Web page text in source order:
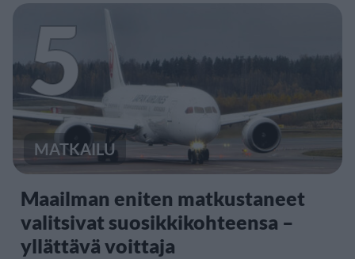
5
MATKAILU
Maailman eniten matkustaneet
valitsivat suosikkikohteensa –
yllättävä voittaja